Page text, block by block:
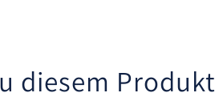
diesem Produkt